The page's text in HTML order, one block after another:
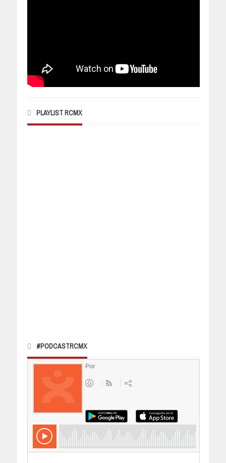
PLAYLIST RCMX
#PODCASTRCMX